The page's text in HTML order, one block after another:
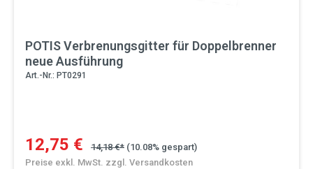
POTIS Verbrenungsgitter für Doppelbrenner
neue Ausführung
Art.-Nr.: PT0291
12,75 € 14,18 €* (10.08% gespart)
Preise exkl. MwSt. zzgl. Versandkosten